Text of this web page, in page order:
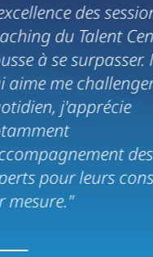
des
du Talent
à se surpasser.
aime me
j'apprécie
des
pour leurs
mesure."